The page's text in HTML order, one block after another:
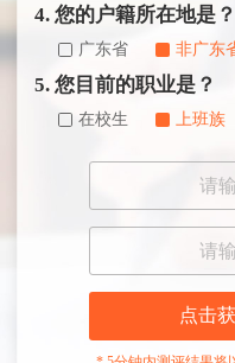
4. 您的户籍所在地是？
广东省 非广东
5. 您目前的职业是？
在校生 上班族
点击